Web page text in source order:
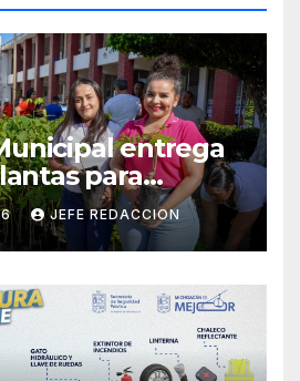
entrega
para
Jornada
Reforestación
JEFE REDACCION